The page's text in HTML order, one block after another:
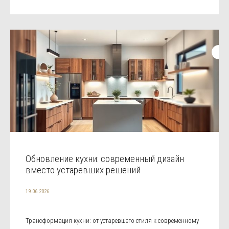
Обновление кухни: современный дизайн
вместо устаревших решений
19.06.2026
Трансформация кухни: от устаревшего стиля к современному